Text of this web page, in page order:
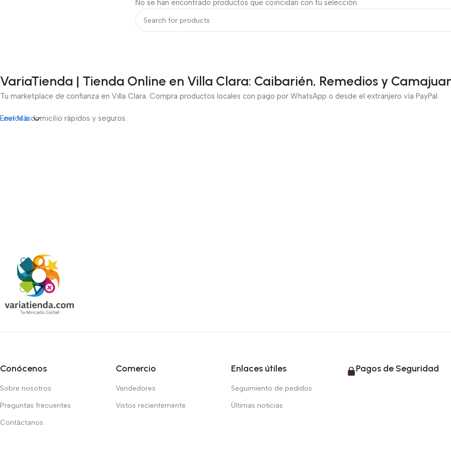
No se han encontrado productos que coincidan con tu selección.
VariaTienda | Tienda Online en Villa Clara: Caibarién, Remedios y
Tu marketplace de confianza en Villa Clara. Compra productos locales con pago por WhatsApp o desde el extranjero vía PayPal.
Envíos a domicilio rápidos y seguros.
Leer Más
Conócenos
Sobre nosotros
Preguntas frecuentes
Contáctanos
Comercio
Vendedores
Vistos recientemente
Enlaces útiles
Seguimiento de pedidos
Últimas noticias
Pagos de Seguridad